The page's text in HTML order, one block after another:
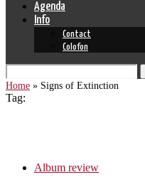
Agenda
Info
Contact
Colofon
Home » Signs of Extinction
Tag:
Album review